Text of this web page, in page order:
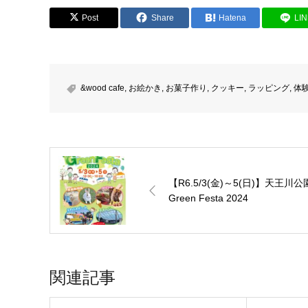
Post Share Hatena
&wood cafe お絵かき お菓子作り クッキー ラッピング 体
【R6.5/3(金)～5(日)】天王川公
Green Festa 2024
関連記事